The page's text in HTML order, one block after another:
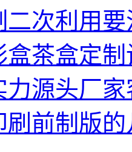
二次利用
盒茶盒定
力源头厂
刷前制版